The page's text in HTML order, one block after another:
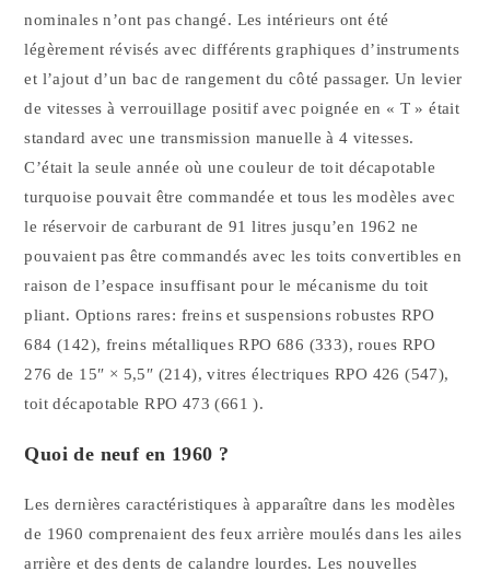
nominales n’ont pas changé. Les intérieurs ont été
légèrement révisés avec différents graphiques d’instruments
et l’ajout d’un bac de rangement du côté passager. Un levier
de vitesses à verrouillage positif avec poignée en « T » était
standard avec une transmission manuelle à 4 vitesses.
C’était la seule année où une couleur de toit décapotable
turquoise pouvait être commandée et tous les modèles avec
le réservoir de carburant de 91 litres jusqu’en 1962 ne
pouvaient pas être commandés avec les toits convertibles en
raison de l’espace insuffisant pour le mécanisme du toit
pliant. Options rares: freins et suspensions robustes RPO
684 (142), freins métalliques RPO 686 (333), roues RPO
276 de 15″ × 5,5″ (214), vitres électriques RPO 426 (547),
toit décapotable RPO 473 (661 ).
Quoi de neuf en 1960 ?
Les dernières caractéristiques à apparaître dans les modèles
de 1960 comprenaient des feux arrière moulés dans les ailes
arrière et des dents de calandre lourdes. Les nouvelles